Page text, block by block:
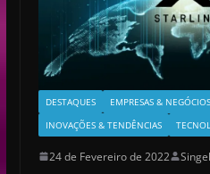
DESTAQUES
EMPRESAS & NEGÓCIOS
INOVAÇÕES & TENDÊNCIAS
24 de Fevereiro de 2022